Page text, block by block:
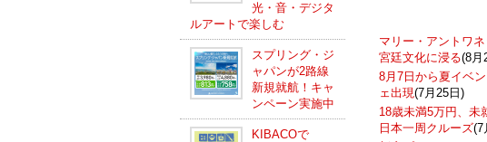
光・音・デジタ
ルアートで楽しむ
スプリング・ジ
ャパンが2路線
新規就航！キャ
ンペーン実施中
KIBACOで
マリー・アントワ
宮廷文化に浸る(8月
8月7日から夏イベ
ェ出現(7月25日)
18歳未満5万円、未
日本一周クルーズ(7